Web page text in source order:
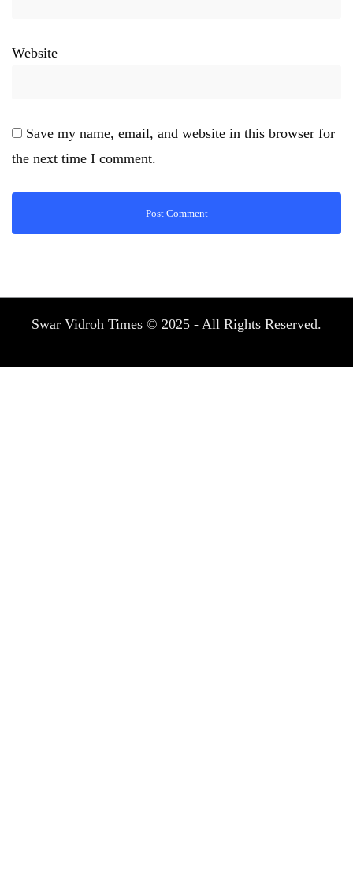
Website
Save my name, email, and website in this browser for
the next time I comment.
Swar Vidroh Times © 2025 - All Rights Reserved.